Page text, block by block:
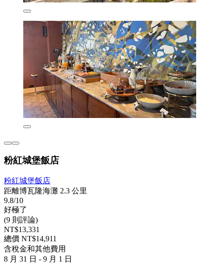
粉紅城堡飯店
粉紅城堡飯店
距離博瓦隆海灘 2.3 公里
9.8/10
好極了
(9 則評論)
NT$13,331
總價 NT$14,911
含稅金和其他費用
8 月 31 日 - 9 月 1 日